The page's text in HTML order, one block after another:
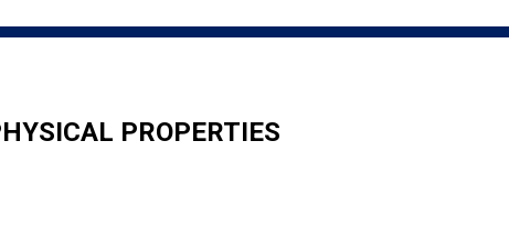
PROPERTIES